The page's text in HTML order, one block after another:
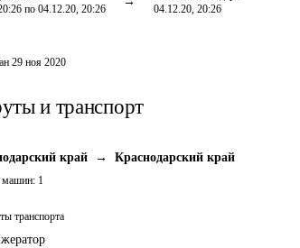
по 04.12.20, 20:26
04.12.20, 20:26
29 ноя 2020
и транспорт
край → Краснодарский край
машин: 1
транспорта